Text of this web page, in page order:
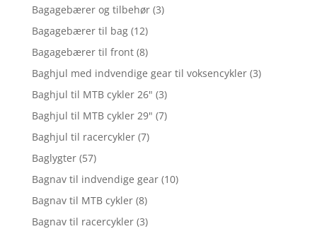
Bagagebærer og tilbehør (3)
Bagagebærer til bag (12)
Bagagebærer til front (8)
Baghjul med indvendige gear til voksencykler (3)
Baghjul til MTB cykler 26" (3)
Baghjul til MTB cykler 29" (7)
Baghjul til racercykler (7)
Baglygter (57)
Bagnav til indvendige gear (10)
Bagnav til MTB cykler (8)
Bagnav til racercykler (3)